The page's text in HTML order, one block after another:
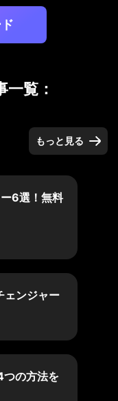
覧：
もっと見る
6選！無料
ェンジャー
つの方法を